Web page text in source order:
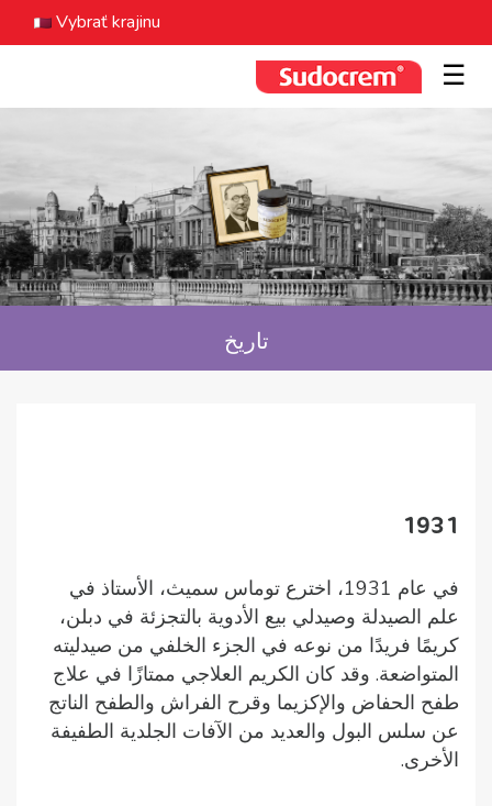
Vybrať krajinu
☰
تاريخ
1931
في عام 1931، اخترع توماس سميث، الأستاذ في
علم الصيدلة وصيدلي بيع الأدوية بالتجزئة في دبلن،
كريمًا فريدًا من نوعه في الجزء الخلفي من صيدليته
المتواضعة. وقد كان الكريم العلاجي ممتازًا في علاج
طفح الحفاض والإكزيما وقرح الفراش والطفح الناتج
عن سلس البول والعديد من الآفات الجلدية الطفيفة
الأخرى.